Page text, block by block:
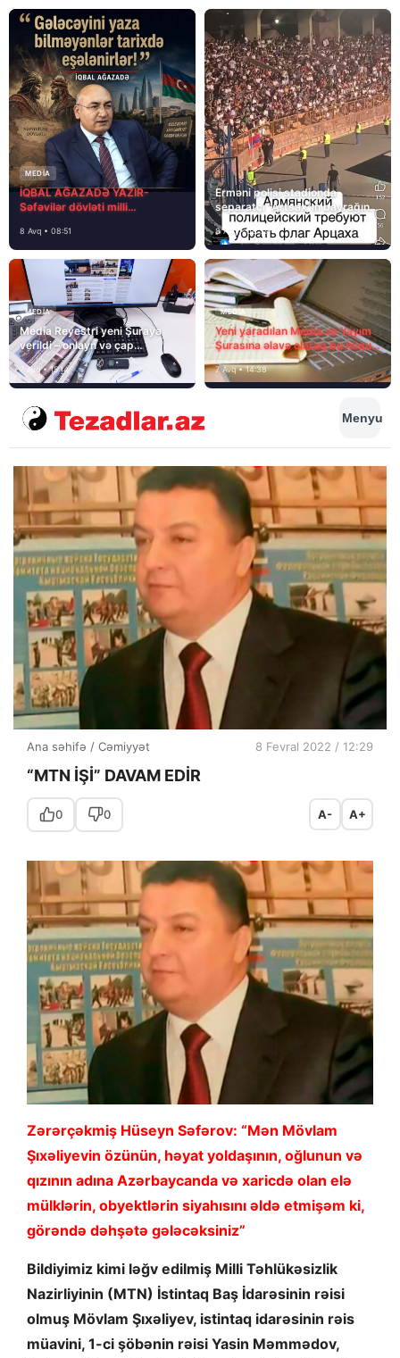
MEDİA
İQBAL AĞAZADƏ YAZIR-
Səfəvilər dövləti milli
8 Avq • 08:51
Erməni polisi stadionda
separatçı “Artsax”ın bayrağını
müsadirə etdi və…
8 Avq • 08:39
MEDİA
Media Reyestri yeni Şuraya
verildi – onlayn və çap
mediasını nə gözləyir?
7 Avq • 15:14
MEDİA
Yeni yaradılan Media və Yayım
Şurasına əlavə olaraq bu hüquq
və vəzifələr də verilib
7 Avq • 14:38
Menyu
Ana səhifə / Cəmiyyət 8 Fevral 2022 / 12:29
“MTN İŞİ” DAVAM EDİR
0 0 A- A+
Zərərçəkmiş Hüseyn Səfərov: “Mən Mövlam
Şıxəliyevin özünün, həyat yoldaşının, oğlunun və
qızının adına Azərbaycanda və xaricdə olan elə
mülklərin, obyektlərin siyahısını əldə etmişəm ki,
görəndə dəhşətə gələcəksiniz”
Bildiyimiz kimi ləğv edilmiş Milli Təhlükəsizlik
Nazirliyinin (MTN) İstintaq Baş İdarəsinin rəisi
olmuş Mövlam Şıxəliyev, istintaq idarəsinin rəis
müavini, 1-ci şöbənin rəisi Yasin Məmmədov,